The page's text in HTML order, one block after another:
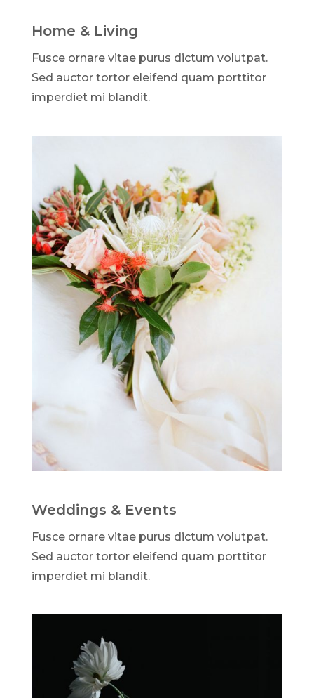
Home & Living
Fusce ornare vitae purus dictum volutpat.
Sed auctor tortor eleifend quam porttitor
imperdiet mi blandit.
Weddings & Events
Fusce ornare vitae purus dictum volutpat.
Sed auctor tortor eleifend quam porttitor
imperdiet mi blandit.